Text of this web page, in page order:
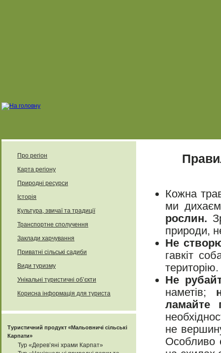
Про регіон
Карта регіону
Природні ресурси
Історія
Культура, звичаї та традиції
Транспортне сполучення
Заклади харчування
Приватні сільські садиби
Види туризму
Унікальні туристичні об’єкти
Корисна інформація для туриста
Туристичний продукт «Мальовничі сільські
Карпати»
Тур «Дерев’яні храми Карпат»
Кожна
ми
рослин.
природи,
Не
гавкіт
територію.
Не
наметів;
ламайте
не
Особливо